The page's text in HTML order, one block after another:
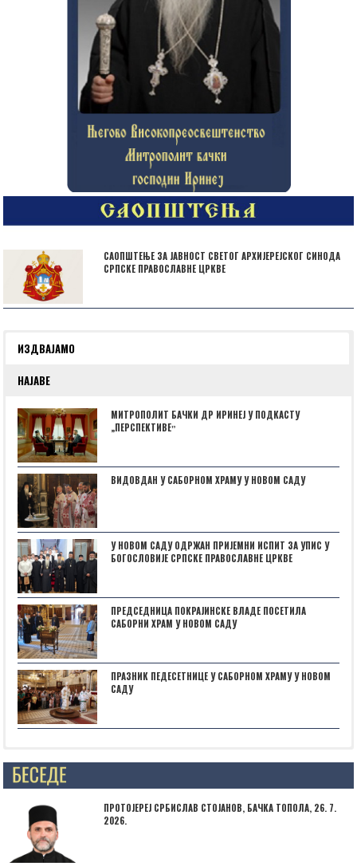
САОПШТЕЊЕ ЗА ЈАВНОСТ СВЕТОГ АРХИЈЕРЕЈСКОГ СИНОДА
СРПСКЕ ПРАВОСЛАВНЕ ЦРКВЕ
ИЗДВАЈАМО
НАЈАВЕ
МИТРОПОЛИТ БАЧКИ ДР ИРИНЕЈ У ПОДКАСТУ
„ПЕРСПЕКТИВЕˮ
ВИДОВДАН У САБОРНОМ ХРАМУ У НОВОМ САДУ
У НОВОМ САДУ ОДРЖАН ПРИЈЕМНИ ИСПИТ ЗА УПИС У
БОГОСЛОВИЈЕ СРПСКЕ ПРАВОСЛАВНЕ ЦРКВЕ
ПРЕДСЕДНИЦА ПОКРАЈИНСКЕ ВЛАДЕ ПОСЕТИЛА
САБОРНИ ХРАМ У НОВОМ САДУ
ПРАЗНИК ПЕДЕСЕТНИЦЕ У САБОРНОМ ХРАМУ У НОВОМ
САДУ
Posts not found
ПРОТОЈЕРЕЈ СРБИСЛАВ СТОЈАНОВ, БАЧКА ТОПОЛА, 26. 7.
2026.